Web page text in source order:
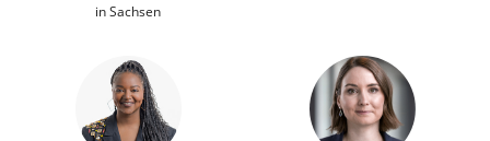
in Sachsen